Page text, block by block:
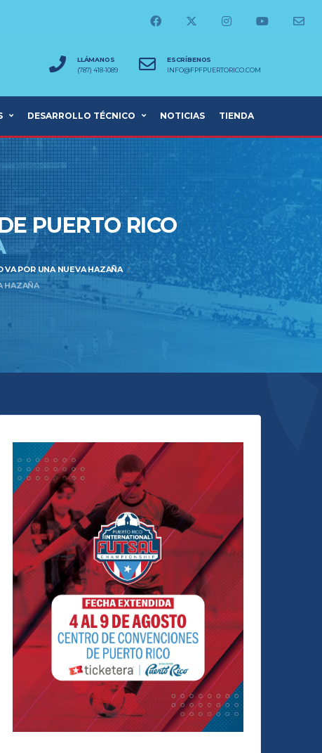
LLÁMANOS
(787) 418-1089
ESCRÍBENOS
INFO@FPFPUERTORICO.COM
DESARROLLO TÉCNICO NOTICIAS TIENDA
PUERTO RICO
VA POR UNA NUEVA HAZAÑA
HAZAÑA